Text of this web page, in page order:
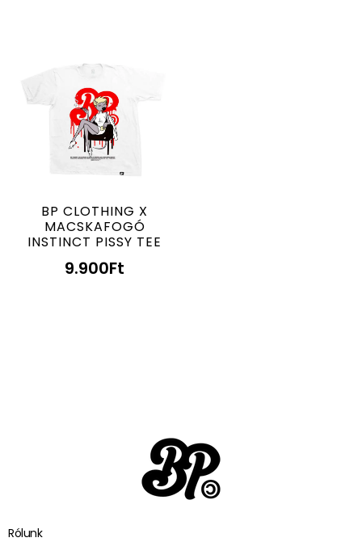
BP CLOTHING X
MACSKAFOGÓ
INSTINCT PISSY TEE
9.900Ft
Rólunk